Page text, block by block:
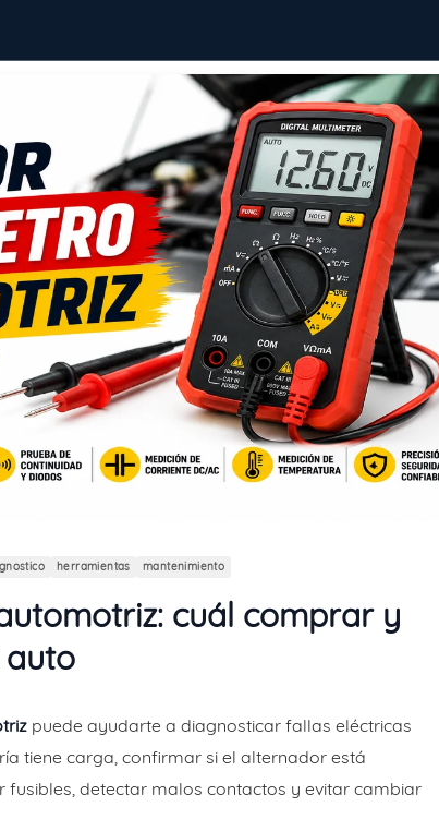
herramientas mantenimiento
cuál comprar y
puede ayudarte a diagnosticar fallas eléctricas
tiene carga, confirmar si el alternador está
detectar malos contactos y evitar cambiar